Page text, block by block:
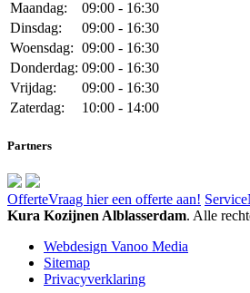
Maandag:
09:00 - 16:30
Dinsdag:
09:00 - 16:30
Woensdag: 09:00 - 16:30
Donderdag: 09:00 - 16:30
Vrijdag:
09:00 - 16:30
Zaterdag:
10:00 - 14:00
Partners
OfferteVraag hier een offerte aan! Service
Kura Kozijnen Alblasserdam. Alle
Webdesign Vanoo Media
Sitemap
Privacyverklaring